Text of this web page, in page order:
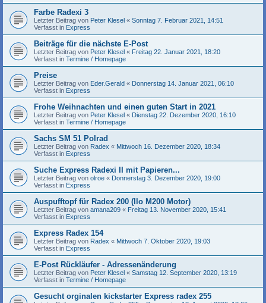
Farbe Radexi 3
Letzter Beitrag von Peter Klesel « Sonntag 7. Februar 2021, 14:51
Verfasst in Express
Beiträge für die nächste E-Post
Letzter Beitrag von Peter Klesel « Freitag 22. Januar 2021, 18:20
Verfasst in Termine / Homepage
Preise
Letzter Beitrag von Eder.Gerald « Donnerstag 14. Januar 2021, 06:10
Verfasst in Express
Frohe Weihnachten und einen guten Start in 2021
Letzter Beitrag von Peter Klesel « Dienstag 22. Dezember 2020, 16:10
Verfasst in Termine / Homepage
Sachs SM 51 Polrad
Letzter Beitrag von Radex « Mittwoch 16. Dezember 2020, 18:34
Verfasst in Express
Suche Express Radexi II mit Papieren...
Letzter Beitrag von olroe « Donnerstag 3. Dezember 2020, 19:00
Verfasst in Express
Auspufftopf für Radex 200 (Ilo M200 Motor)
Letzter Beitrag von amana209 « Freitag 13. November 2020, 15:41
Verfasst in Express
Express Radex 154
Letzter Beitrag von Radex « Mittwoch 7. Oktober 2020, 19:03
Verfasst in Express
E-Post Rückläufer - Adressenänderung
Letzter Beitrag von Peter Klesel « Samstag 12. September 2020, 13:19
Verfasst in Termine / Homepage
Gesucht orginalen kickstarter Express radex 255